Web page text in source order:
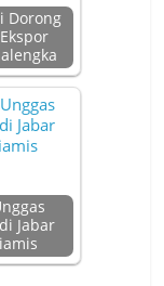
Dorong
Jabar